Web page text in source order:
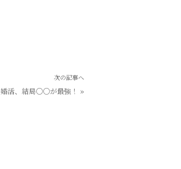
次の記事へ
婚活、結局○○が最強！ »